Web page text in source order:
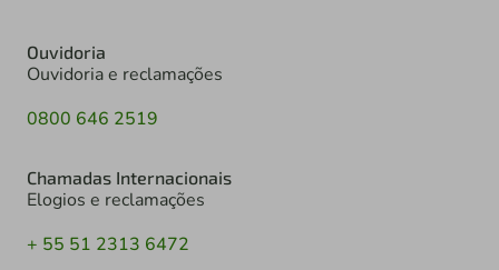
Ouvidoria
Ouvidoria e reclamações
0800 646 2519
Chamadas Internacionais
Elogios e reclamações
+ 55 51 2313 6472